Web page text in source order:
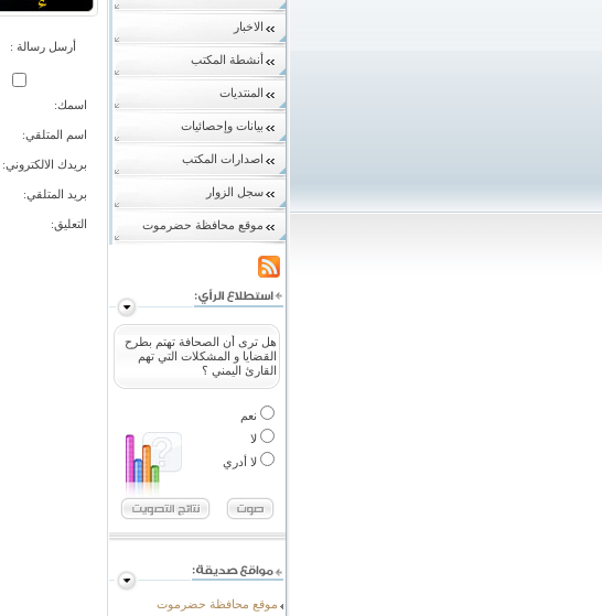
الاخبار
أنشطة المكتب
المنتديات
بيانات وإحصائيات
اصدارات المكتب
سجل الزوار
موقع محافظة حضرموت
هل ترى أن الصحافة تهتم بطرح
القضايا و المشكلات التي تهم
القارئ اليمني ؟
نعم
لا
لا أدري
موقع محافظة حضرموت
أرسل رسالة :
اسمك:
اسم المتلقي:
بريدك الالكتروني:
بريد المتلقي:
التعليق: